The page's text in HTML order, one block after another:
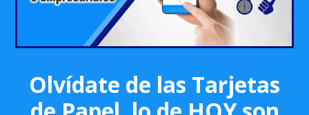
Olvídate de las Tarjetas